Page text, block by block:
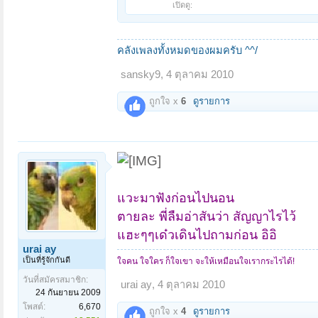
เปิดดู:
คลังเพลงทั้งหมดของผมครับ ^^/
sansky9, 4 ตุลาคม 2010
ถูกใจ x 6 ดูรายการ
urai ay
เป็นที่รู้จักกันดี
วันที่สมัครสมาชิก:
24 กันยายน 2009
โพสต์:
6,670
แวะมาฟังก่อนไปนอน
ตายละ พี่ลืมอ่าสันว่า สัญญาไรไว้
แฮะๆๆเด๋วเดินไปถามก่อน อิอิ
ใจคน ใจใคร ก็ใจเขา จะให้เหมือนใจเรากระไรได้!
urai ay, 4 ตุลาคม 2010
ถูกใจ x 4 ดูรายการ